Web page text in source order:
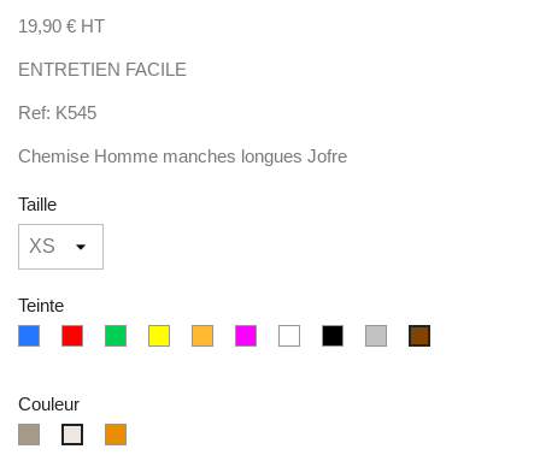
19,90 € HT
ENTRETIEN FACILE
Ref: K545
Chemise Homme manches longues Jofre
Taille
Teinte
Couleur